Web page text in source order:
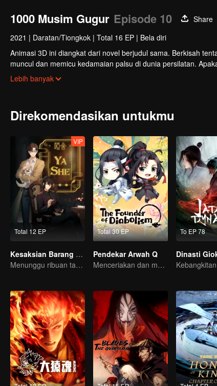
1000 Musim Gugur Episode 10
Share
2021 | Daratan/Tiongkok | Total 16 EP | Bela diri
Animasi 3D ini diangkat dari novel berjudul sama. Berkisah
muncul dan memicu kedamaian palsu di dunia persilatan.
mengusai semua jurus rahasia?
Lebih banyak
Direkomendasikan untukmu
Total 12 EP
VIP
Kesaksian Barang Antik
Menunggu ribuan tahun, hanya untuk bertemu lagi~
Total 30 EP
Pendekar Arwah Q
Menceriakan dan menghangatkan hari-harimu.
To EP 78